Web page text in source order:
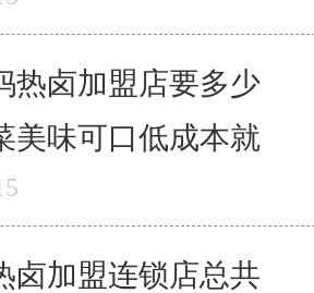
热卤加盟店要多少
美味可口低成本就
卤加盟连锁店总共